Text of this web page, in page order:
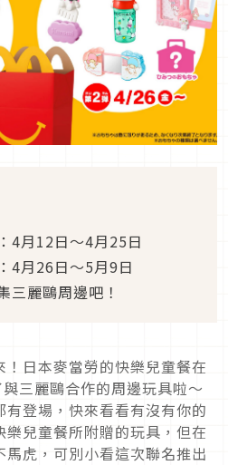
4月12日～4月25日
4月26日～5月9日
三麗鷗周邊吧！
日本麥當勞的快樂兒童餐在
三麗鷗合作的周邊玩具啦～
登場，快來看看有沒有你的
兒童餐所附贈的玩具，但在
虎，可別小看這次聯名推出